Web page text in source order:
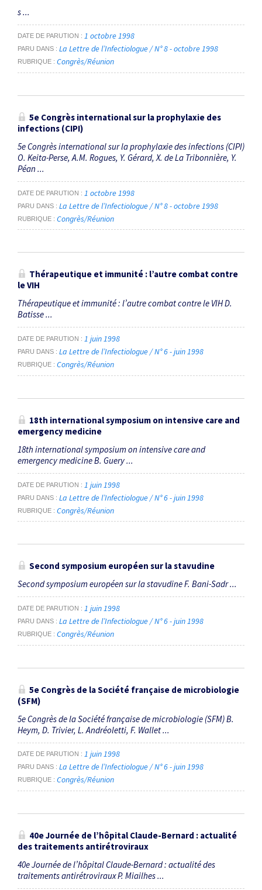
s ...
DATE DE PARUTION 1 octobre 1998
PARU DANS La Lettre de l’Infectiologue / N° 8 - octobre 1998
RUBRIQUE Congrès/Réunion
5e Congrès international sur la prophylaxie des
infections (CIPI)
5e Congrès international sur la prophylaxie des infections (CIPI)
O. Keita-Perse, A.M. Rogues, Y. Gérard, X. de La Tribonnière, Y.
Péan ...
DATE DE PARUTION 1 octobre 1998
PARU DANS La Lettre de l’Infectiologue / N° 8 - octobre 1998
RUBRIQUE Congrès/Réunion
Thérapeutique et immunité : l’autre combat contre
le VIH
Thérapeutique et immunité : l’autre combat contre le VIH D.
Batisse ...
DATE DE PARUTION 1 juin 1998
PARU DANS La Lettre de l’Infectiologue / N° 6 - juin 1998
RUBRIQUE Congrès/Réunion
18th international symposium on intensive care and
emergency medicine
18th international symposium on intensive care and
emergency medicine B. Guery ...
DATE DE PARUTION 1 juin 1998
PARU DANS La Lettre de l’Infectiologue / N° 6 - juin 1998
RUBRIQUE Congrès/Réunion
Second symposium européen sur la stavudine
Second symposium européen sur la stavudine F. Bani-Sadr ...
DATE DE PARUTION 1 juin 1998
PARU DANS La Lettre de l’Infectiologue / N° 6 - juin 1998
RUBRIQUE Congrès/Réunion
5e Congrès de la Société française de microbiologie
(SFM)
5e Congrès de la Société française de microbiologie (SFM) B.
Heym, D. Trivier, L. Andréoletti, F. Wallet ...
DATE DE PARUTION 1 juin 1998
PARU DANS La Lettre de l’Infectiologue / N° 6 - juin 1998
RUBRIQUE Congrès/Réunion
40e Journée de l’hôpital Claude-Bernard : actualité
des traitements antirétroviraux
40e Journée de l’hôpital Claude-Bernard : actualité des
traitements antirétroviraux P. Miailhes ...